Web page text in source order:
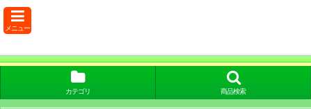
メニュー
カテゴリ 商品検索